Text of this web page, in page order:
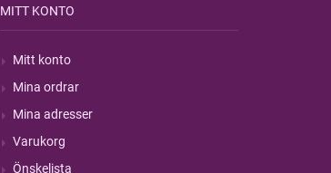
MITT KONTO
Mitt konto
Mina ordrar
Mina adresser
Varukorg
Önskelista